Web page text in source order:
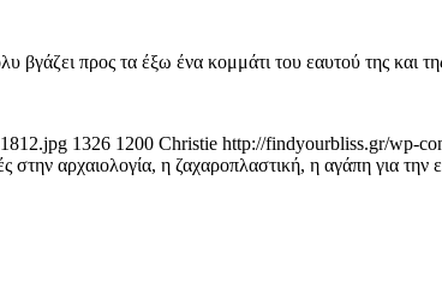
προς τα έξω ένα κομμάτι του εαυτού της και
1326 1200 Christie http://findyourbliss.gr/wp-
αρχαιολογία, η ζαχαροπλαστική, η αγάπη για την